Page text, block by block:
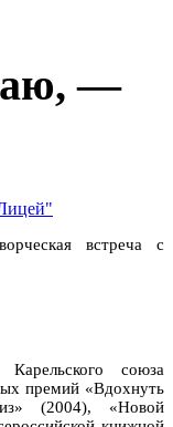
—
встреча с
союза
премий «Вдохнуть
(2004), «Новой